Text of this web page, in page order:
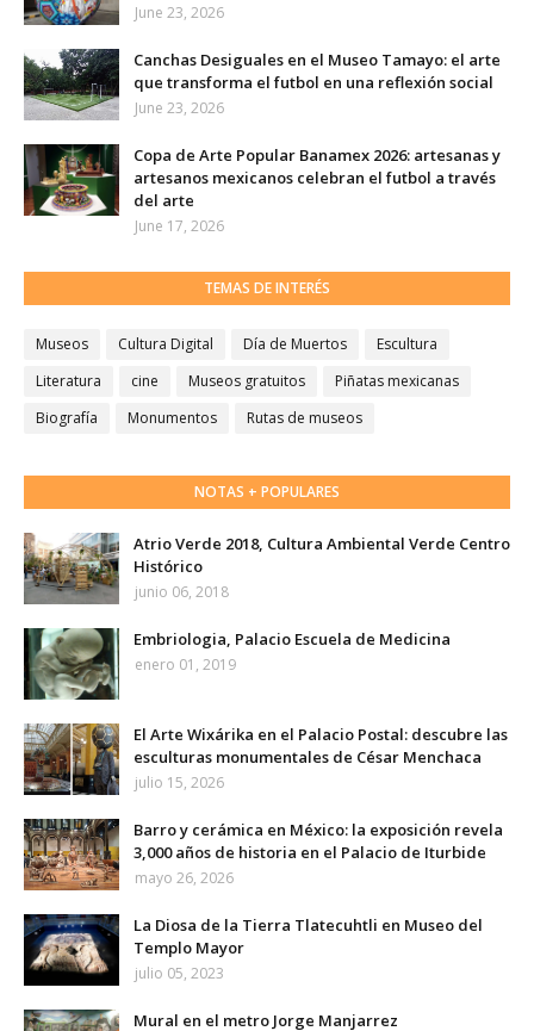
June 23, 2026
Canchas Desiguales en el Museo Tamayo: el arte
que transforma el futbol en una reflexión social
June 23, 2026
Copa de Arte Popular Banamex 2026: artesanas y
artesanos mexicanos celebran el futbol a través
del arte
June 17, 2026
TEMAS DE INTERÉS
Museos Cultura Digital Día de Muertos
Escultura
Literatura
cine Museos gratuitos
Piñatas mexicanas
Biografía
Monumentos Rutas de museos
NOTAS + POPULARES
Atrio Verde 2018, Cultura Ambiental Verde Centro
Histórico
junio 06, 2018
Embriologia, Palacio Escuela de Medicina
enero 01, 2019
El Arte Wixárika en el Palacio Postal: descubre las
esculturas monumentales de César Menchaca
julio 15, 2026
Barro y cerámica en México: la exposición revela
3,000 años de historia en el Palacio de Iturbide
mayo 26, 2026
La Diosa de la Tierra Tlatecuhtli en Museo del
Templo Mayor
julio 05, 2023
Mural en el metro Jorge Manjarrez